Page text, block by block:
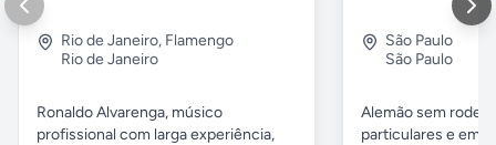
Rio de Janeiro, Flamengo
Rio de Janeiro
Ronaldo Alvarenga, músico
profissional com larga experiência,
São Paulo
São Paulo
Alemão sem
particulares e em